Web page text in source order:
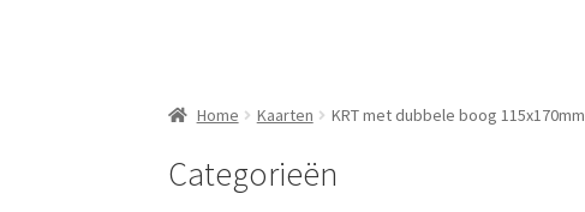
Home Kaarten KRT met dubbele boog 115x170mm
Categorieën